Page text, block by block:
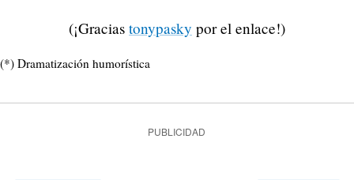
(¡Gracias tonypasky por el enlace!)
(*) Dramatización humorística
PUBLICIDAD